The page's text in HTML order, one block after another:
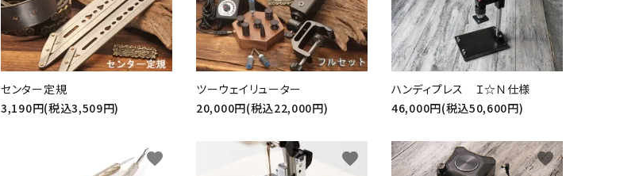
センター定規
3,190円(税込3,509円)
ツーウェイリューター
20,000円(税込22,000円)
ハンディプレス Ｉ☆Ｎ仕様
46,000円(税込50,600円)
favorite favorite favorite